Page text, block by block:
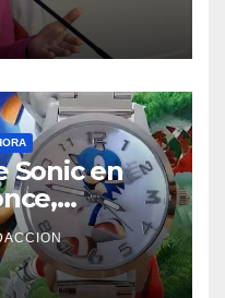
Sonic en
el que